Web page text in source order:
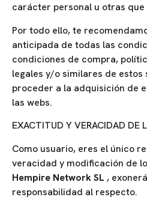
carácter personal u otras
Por todo ello, te
anticipada de todas las
condiciones de compra,
legales y/o similares de estos
proceder a la adquisición de
las webs.
EXACTITUD Y VERACIDAD DE
Como usuario, eres el único
veracidad y modificación de
Hempire Network SL ,
responsabilidad al respecto.